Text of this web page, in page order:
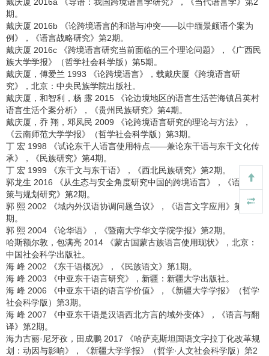
期。
戴庆厦 2016b 《论跨境语言的和谐与冲突——以中缅景颇语个案为
例》，《语言战略研究》第2期。
戴庆厦 2016c 《跨境语言研究当前面临的三个理论问题》，《广西民
族大学学报》（哲学社会科学版）第5期。
戴庆厦，傅爱兰 1993 《论跨境语言》，载戴庆厦《跨境语言研
究》，北京：中央民族学院出版社。
戴庆厦，和智利，杨 露 2015 《论边境地区的语言生活芒海镇吕英村
语言生活个案分析》，《贵州民族研究》第4期。
戴庆厦，乔 翔，邓凤民 2009 《论跨境语言研究的理论与方法》，
《云南师范大学学报》（哲学社会科学版）第3期。
丁 宏 1998 《试论东干人语言使用特点——兼论东干语与东干文化传
承》，《民族研究》第4期。
丁 宏 1999 《东干文与东干语》，《西北民族研究》第2期。
郭龙生 2016 《从生态与安全角度研究中国的跨境语言》，《语言政
策与规划研究》第2期。
郭 熙 2002 《域内外汉语协调问题刍议》，《语言文字应用》第3
期。
郭 熙 2004 《论华语》，《暨南大学华文学院学报》第2期。
哈斯额尔敦，包满亮 2014 《蒙古国蒙古族语言使用现状》，北京：
中国社会科学出版社。
海 峰 2002 《东干语概况》，《民族语文》第1期。
海 峰 2003 《中亚东干语言研究》，新疆：新疆大学出版社。
海 峰 2006 《中亚东干语的语言学价值》，《新疆大学学报》（哲学
社会科学版）第3期。
海 峰 2007 《中亚东干语是汉语西北方言的域外变体》，《语言与翻
译》第2期。
海力古丽·尼牙孜，田成鹏 2017 《哈萨克斯坦国语文字拉丁化改革规
划：动因与影响》，《新疆大学学报》（哲学·人文社会科学版）第2